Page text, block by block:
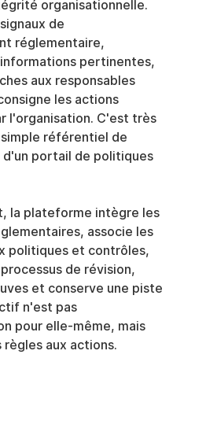
organisationnelle.
de
réglementaire,
pertinentes,
aux responsables
les actions
l'organisation. C'est très
référentiel de
d'un portail de politiques
la plateforme intègre les
associe les
politiques et contrôles,
de révision,
et conserve une piste
n'est pas
pour elle-même, mais
règles aux actions.